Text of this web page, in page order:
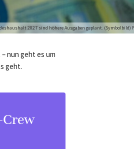
2027 sind höhere Ausgaben geplant. (Symbolbild)
nun geht es um
geht.